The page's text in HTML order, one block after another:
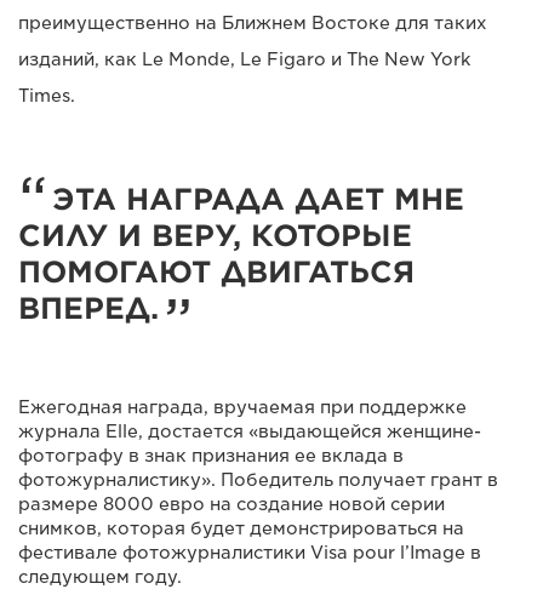
преимущественно на Ближнем Востоке для таких
изданий, как Le Monde, Le Figaro и The New York
Times.
ЭТА НАГРАДА ДАЕТ МНЕ
СИЛУ И ВЕРУ, КОТОРЫЕ
ПОМОГАЮТ ДВИГАТЬСЯ
ВПЕРЕД.
Ежегодная награда, вручаемая при поддержке
журнала Elle, достается «выдающейся женщине-
фотографу в знак признания ее вклада в
фотожурналистику». Победитель получает грант в
размере 8000 евро на создание новой серии
снимков, которая будет демонстрироваться на
фестивале фотожурналистики Visa pour l’Image в
следующем году.